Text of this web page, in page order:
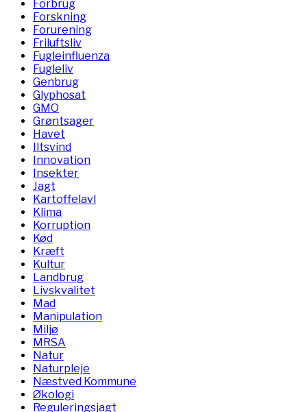
Forbrug
Forskning
Forurening
Friluftsliv
Fugleinfluenza
Fugleliv
Genbrug
Glyphosat
GMO
Grøntsager
Havet
Iltsvind
Innovation
Insekter
Jagt
Kartoffelavl
Klima
Korruption
Kød
Kræft
Kultur
Landbrug
Livskvalitet
Mad
Manipulation
Miljø
MRSA
Natur
Naturpleje
Næstved Kommune
Økologi
Reguleringsjagt